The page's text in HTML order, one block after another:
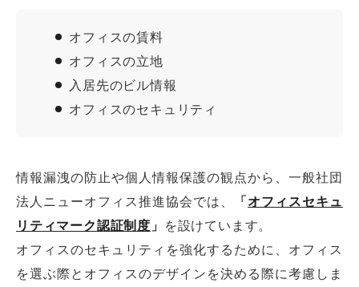
オフィスの賃料
オフィスの立地
入居先のビル情報
オフィスのセキュリティ
情報漏洩の防止や個人情報保護の観点から、一般社団
法人ニューオフィス推進協会では、
「オフィスセキュ
リティマーク認証制度 」 を設けています。
オフィスのセキュリティを強化するために、オフィス
を選ぶ際とオフィスのデザインを決める際に考慮しま